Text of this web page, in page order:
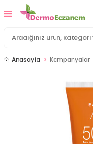
Anasayfa Kampanyalar